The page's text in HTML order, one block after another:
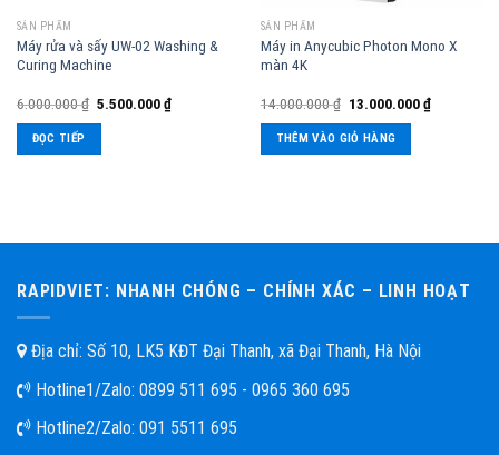
SẢN PHẨM
Máy rửa và sấy UW-02 Washing &
Curing Machine
6.000.000₫ 5.500.000₫
ĐỌC TIẾP
SẢN PHẨM
Máy in Anycubic Photon Mono X
màn 4K
14.000.000₫ 13.000.000₫
THÊM VÀO GIỎ HÀNG
RAPIDVIET: NHANH CHÓNG – CHÍNH XÁC – LINH HOẠT
Địa chỉ: Số 10, LK5 KĐT Đại Thanh, xã Đại Thanh, Hà Nội
Hotline1/Zalo: 0899 511 695 - 0965 360 695
Hotline2/Zalo: 091 5511 695